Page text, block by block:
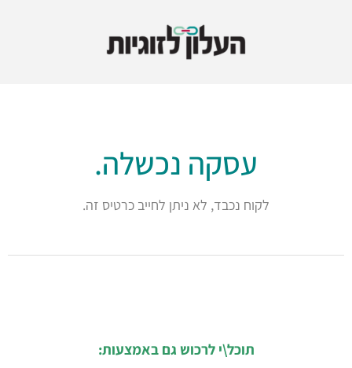
עסקה נכשלה.
לקוח נכבד, לא ניתן לחייב כרטיס זה.
תוכל\י לרכוש גם באמצעות: